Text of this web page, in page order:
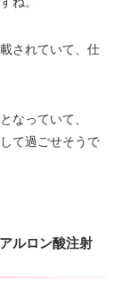
されていて、仕
なっていて、
て過ごせそうで
ルロン酸注射